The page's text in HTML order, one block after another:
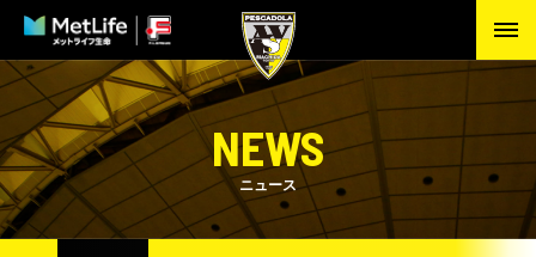
NEWS
ニュース